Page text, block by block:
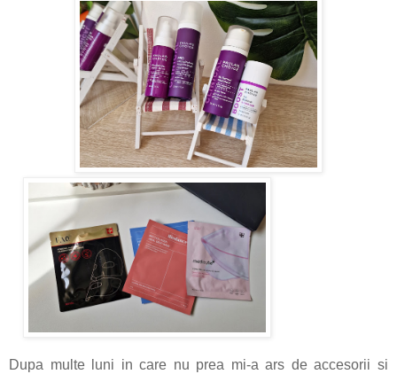
Dupa multe luni in care nu prea mi-a ars de accesorii si